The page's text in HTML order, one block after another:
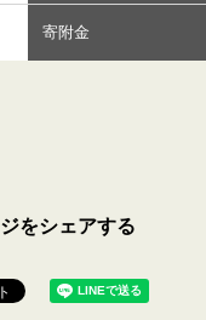
寄附金
をシェアする